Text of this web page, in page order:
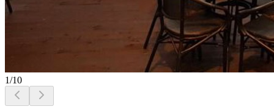
1/10